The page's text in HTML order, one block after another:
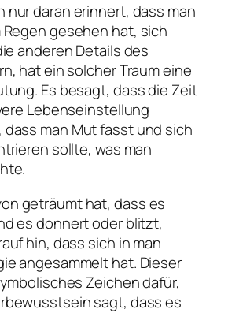
nur daran erinnert, dass man
Regen gesehen hat, sich
anderen Details des
hat ein solcher Traum eine
Es besagt, dass die Zeit
Lebenseinstellung
man Mut fasst und sich
sollte, was man
geträumt hat, dass es
es donnert oder blitzt,
hin, dass sich in man
angesammelt hat. Dieser
Zeichen dafür,
sagt, dass es